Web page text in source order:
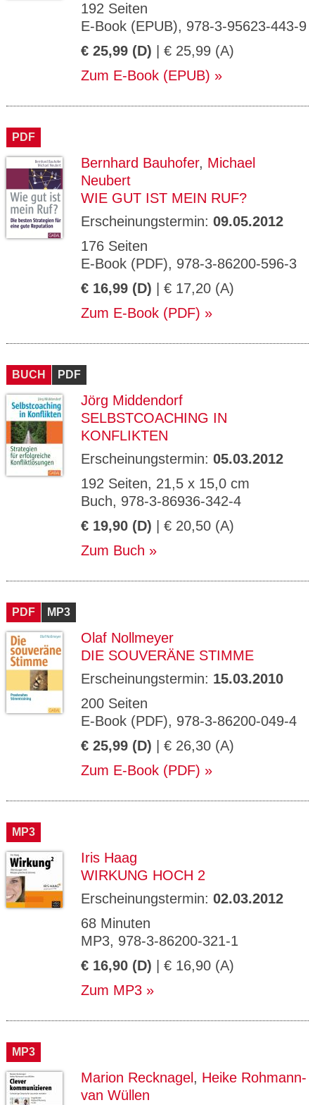
192 Seiten
E-Book (EPUB), 978-3-95623-443-9
€ 25,99 (D) | € 25,99 (A)
Zum E-Book (EPUB)
PDF
Bernhard Bauhofer, Michael
Neubert
WIE GUT IST MEIN RUF?
Erscheinungstermin: 09.05.2012
176 Seiten
E-Book (PDF), 978-3-86200-596-3
€ 16,99 (D) | € 17,20 (A)
Zum E-Book (PDF)
BUCH PDF
Jörg Middendorf
SELBSTCOACHING IN
KONFLIKTEN
Erscheinungstermin: 05.03.2012
192 Seiten, 21,5 x 15,0 cm
Buch, 978-3-86936-342-4
€ 19,90 (D) | € 20,50 (A)
Zum Buch
PDF MP3
Olaf Nollmeyer
DIE SOUVERÄNE STIMME
Erscheinungstermin: 15.03.2010
200 Seiten
E-Book (PDF), 978-3-86200-049-4
€ 25,99 (D) | € 26,30 (A)
Zum E-Book (PDF)
MP3
Iris Haag
WIRKUNG HOCH 2
Erscheinungstermin: 02.03.2012
68 Minuten
MP3, 978-3-86200-321-1
€ 16,90 (D) | € 16,90 (A)
Zum MP3
MP3
Marion Recknagel , Heike Rohmann-
van Wüllen